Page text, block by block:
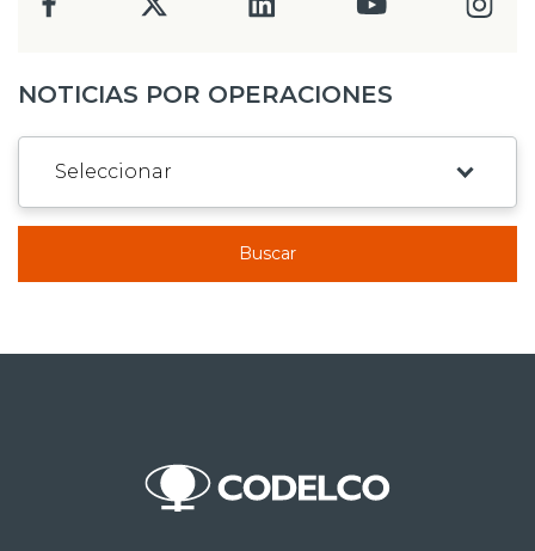
NOTICIAS POR OPERACIONES
Buscar